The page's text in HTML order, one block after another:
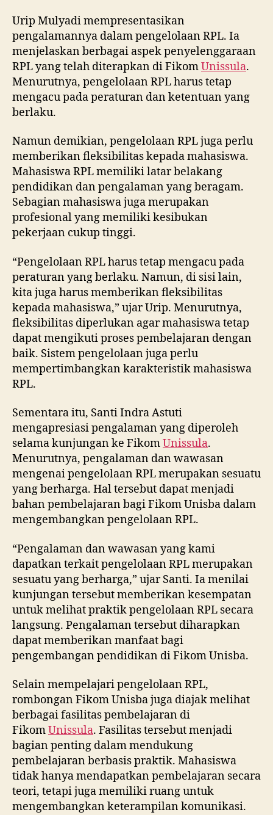
Urip Mulyadi mempresentasikan
pengalamannya dalam pengelolaan RPL. Ia
menjelaskan berbagai aspek penyelenggaraan
RPL yang telah diterapkan di FikomUnissula.
Menurutnya, pengelolaan RPL harus tetap
mengacu pada peraturan dan ketentuan yang
berlaku.
Namun demikian, pengelolaan RPL juga perlu
memberikan fleksibilitas kepada mahasiswa.
Mahasiswa RPL memiliki latar belakang
pendidikan dan pengalaman yang beragam.
Sebagian mahasiswa juga merupakan
profesional yang memiliki kesibukan
pekerjaan cukup tinggi.
“Pengelolaan RPL harus tetap mengacu pada
peraturan yang berlaku. Namun, di sisi lain,
kita juga harus memberikan fleksibilitas
kepada mahasiswa,” ujar Urip. Menurutnya,
fleksibilitas diperlukan agar mahasiswa tetap
dapat mengikuti proses pembelajaran dengan
baik. Sistem pengelolaan juga perlu
mempertimbangkan karakteristik mahasiswa
RPL.
Sementara itu, Santi Indra Astuti
mengapresiasi pengalaman yang diperoleh
selama kunjungan ke FikomUnissula.
Menurutnya, pengalaman dan wawasan
mengenai pengelolaan RPL merupakan sesuatu
yang berharga. Hal tersebut dapat menjadi
bahan pembelajaran bagi Fikom Unisba dalam
mengembangkan pengelolaan RPL.
“Pengalaman dan wawasan yang kami
dapatkan terkait pengelolaan RPL merupakan
sesuatu yang berharga,” ujar Santi. Ia menilai
kunjungan tersebut memberikan kesempatan
untuk melihat praktik pengelolaan RPL secara
langsung. Pengalaman tersebut diharapkan
dapat memberikan manfaat bagi
pengembangan pendidikan di Fikom Unisba.
Selain mempelajari pengelolaan RPL,
rombongan Fikom Unisba juga diajak melihat
berbagai fasilitas pembelajaran di
FikomUnissula. Fasilitas tersebut menjadi
bagian penting dalam mendukung
pembelajaran berbasis praktik. Mahasiswa
tidak hanya mendapatkan pembelajaran secara
teori, tetapi juga memiliki ruang untuk
mengembangkan keterampilan komunikasi.